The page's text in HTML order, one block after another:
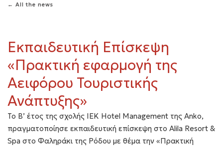
← All the news
Εκπαιδευτική Επίσκεψη
«Πρακτική εφαρμογή της
Αειφόρου Τουριστικής
Ανάπτυξης»
Το Β’ έτος της σχολής ΙΕΚ Hotel Management της Anko,
πραγματοποίησε εκπαιδευτική επίσκεψη στο Alila Resort &
Spa στο Φαληράκι της Ρόδου με θέμα την «Πρακτική